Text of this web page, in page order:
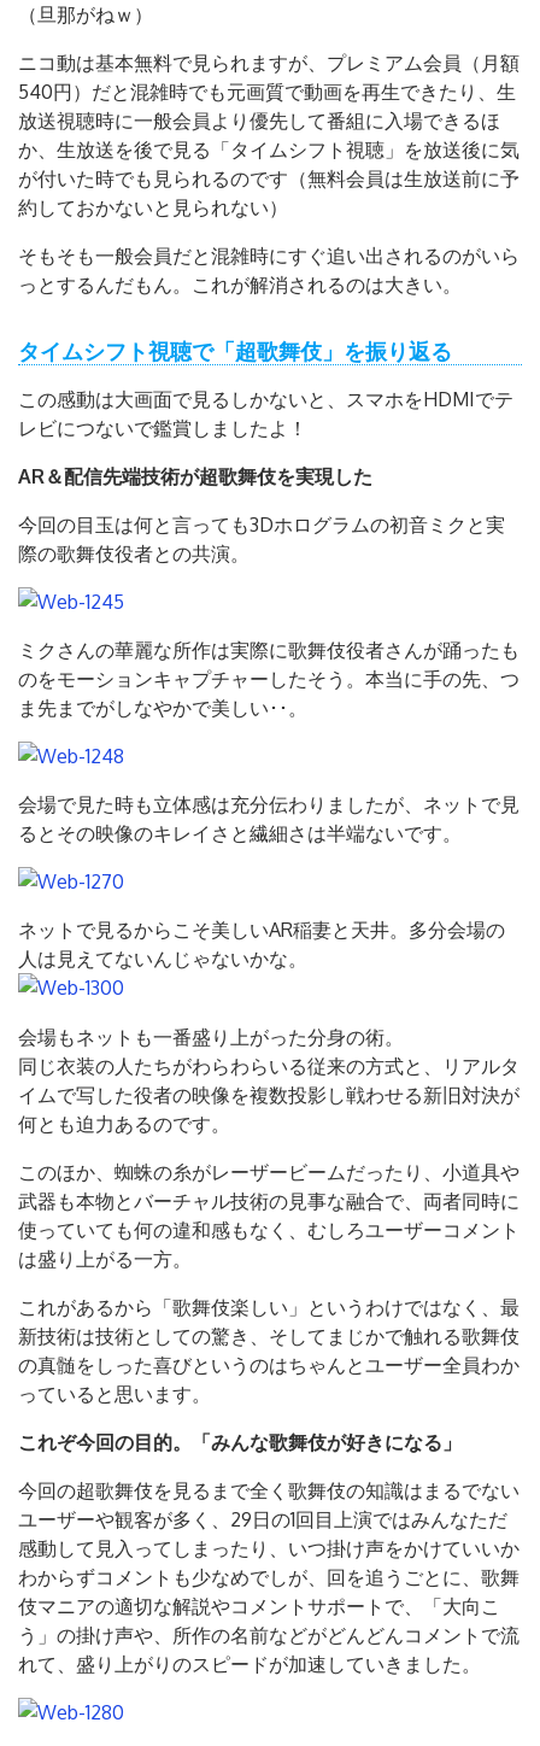
（旦那がねｗ）
ニコ動は基本無料で見られますが、プレミアム会員（月額
540円）だと混雑時でも元画質で動画を再生できたり、生
放送視聴時に一般会員より優先して番組に入場できるほ
か、生放送を後で見る「タイムシフト視聴」を放送後に気
が付いた時でも見られるのです（無料会員は生放送前に予
約しておかないと見られない）
そもそも一般会員だと混雑時にすぐ追い出されるのがいら
っとするんだもん。これが解消されるのは大きい。
タイムシフト視聴で「超歌舞伎」を振り返る
この感動は大画面で見るしかないと、スマホをHDMIでテ
レビにつないで鑑賞しましたよ！
AR＆配信先端技術が超歌舞伎を実現した
今回の目玉は何と言っても3Dホログラムの初音ミクと実
際の歌舞伎役者との共演。
ミクさんの華麗な所作は実際に歌舞伎役者さんが踊ったも
のをモーションキャプチャーしたそう。本当に手の先、つ
ま先までがしなやかで美しい･･。
会場で見た時も立体感は充分伝わりましたが、ネットで見
るとその映像のキレイさと繊細さは半端ないです。
ネットで見るからこそ美しいAR稲妻と天井。多分会場の
人は見えてないんじゃないかな。
会場もネットも一番盛り上がった分身の術。
同じ衣装の人たちがわらわらいる従来の方式と、リアルタ
イムで写した役者の映像を複数投影し戦わせる新旧対決が
何とも迫力あるのです。
このほか、蜘蛛の糸がレーザービームだったり、小道具や
武器も本物とバーチャル技術の見事な融合で、両者同時に
使っていても何の違和感もなく、むしろユーザーコメント
は盛り上がる一方。
これがあるから「歌舞伎楽しい」というわけではなく、最
新技術は技術としての驚き、そしてまじかで触れる歌舞伎
の真髄をしった喜びというのはちゃんとユーザー全員わか
っていると思います。
これぞ今回の目的。「みんな歌舞伎が好きになる」
今回の超歌舞伎を見るまで全く歌舞伎の知識はまるでない
ユーザーや観客が多く、29日の1回目上演ではみんなただ
感動して見入ってしまったり、いつ掛け声をかけていいか
わからずコメントも少なめでしが、回を追うごとに、歌舞
伎マニアの適切な解説やコメントサポートで、「大向こ
う」の掛け声や、所作の名前などがどんどんコメントで流
れて、盛り上がりのスピードが加速していきました。